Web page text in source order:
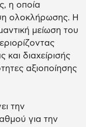
η οποία
ολοκλήρωσης. Η
μείωση του
διαχείρισής
αξιοποίησης
την
για την